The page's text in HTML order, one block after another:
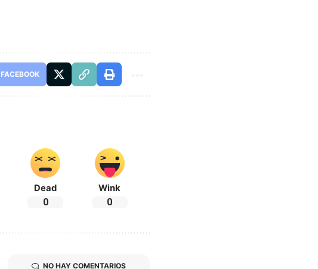
FACEBOOK
Dead
0
Wink
0
NO HAY COMENTARIOS